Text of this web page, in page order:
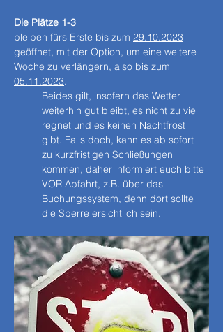
Die Plätze 1-3
bleiben fürs Erste bis zum 29.10.2023
geöffnet, mit der Option, um eine weitere
Woche zu verlängern, also bis zum
05.11.2023.
Beides gilt, insofern das Wetter
weiterhin gut bleibt, es nicht zu viel
regnet und es keinen Nachtfrost
gibt. Falls doch, kann es ab sofort
zu kurzfristigen Schließungen
kommen, daher informiert euch bitte
VOR Abfahrt, z.B. über das
Buchungssystem, denn dort sollte
die Sperre ersichtlich sein.